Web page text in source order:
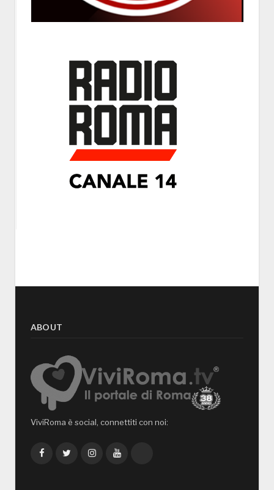
ABOUT
ViviRoma è social, connettiti con noi:
FacebookTwitterInstagramYouTube